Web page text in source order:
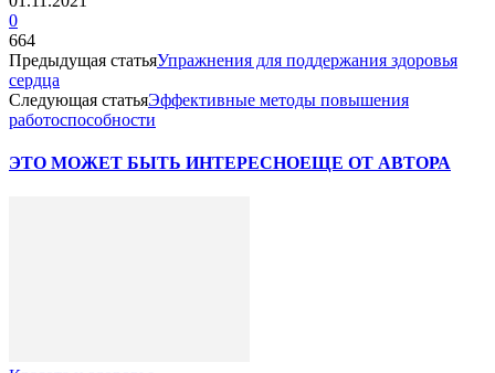
0
664
Предыдущая статьяУпражнения для поддержания здоровья
сердца
Следующая статьяЭффективные методы повышения
работоспособности
ЭТО МОЖЕТ БЫТЬ ИНТЕРЕСНОЕЩЕ ОТ АВТОРА